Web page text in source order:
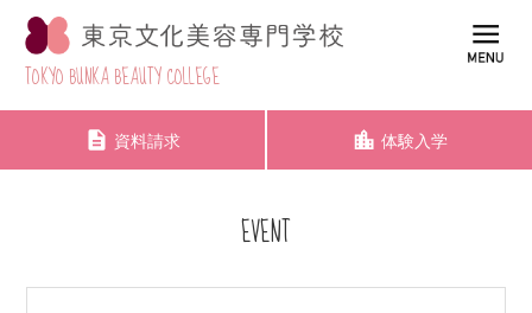
TOKYO BUNKA BEAUTY COLLEGE
資料請求 体験入学
EVENT